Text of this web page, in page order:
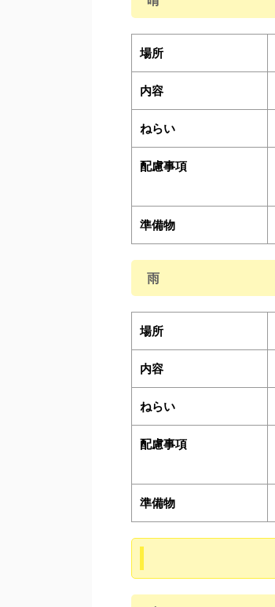
場所
内容
ねらい
配慮事項
準備物
雨
場所
内容
ねらい
配慮事項
準備物